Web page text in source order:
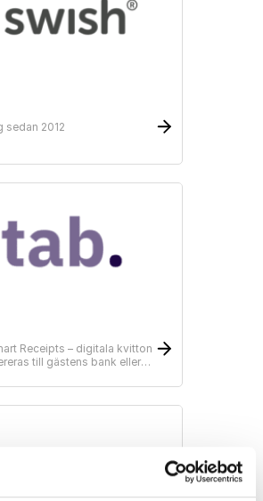
sedan 2012
Receipts – digitala kvitton
till gästens bank eller